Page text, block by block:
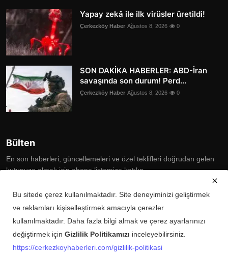
Yapay zekâ ile ilk virüsler üretildi!
Çerkezköy Haber Ağustos 8, 2026 0
SON DAKİKA HABERLER: ABD-İran
savaşında son durum! Perd...
Çerkezköy Haber Ağustos 8, 2026 0
Bülten
En son haberleri, güncellemeleri ve özel teklifleri doğrudan gelen
kutunuza almak için abone listemize katılın
Subscribe
Copyright © 2025 Çerkezköy Haberleri Tüm Hakları Saklıdır.
Bu sitede çerez kullanılmaktadır. Site deneyiminizi geliştirmek
ve reklamları kişiselleştirmek amacıyla çerezler
kullanılmaktadır. Daha fazla bilgi almak ve çerez ayarlarınızı
değiştirmek için Gizlilik Politikamızı inceleyebilirsiniz.
https://cerkezkoyhaberleri.com/gizlilik-politikasi